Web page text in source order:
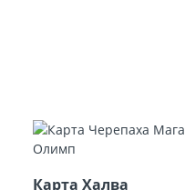
Карта Халва